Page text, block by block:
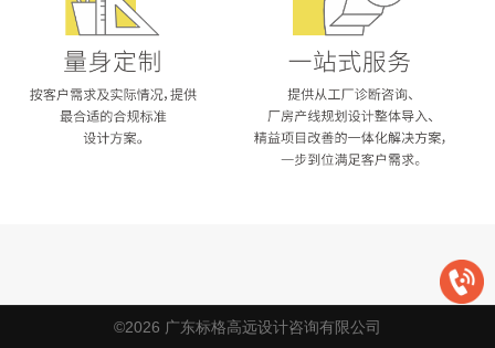
©2026 广东标格高远设计咨询有限公司